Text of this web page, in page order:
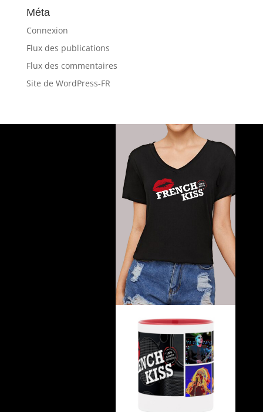
Méta
Connexion
Flux des publications
Flux des commentaires
Site de WordPress-FR